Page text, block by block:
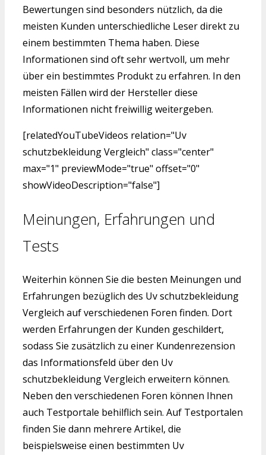
Bewertungen sind besonders nützlich, da die
meisten Kunden unterschiedliche Leser direkt zu
einem bestimmten Thema haben. Diese
Informationen sind oft sehr wertvoll, um mehr
über ein bestimmtes Produkt zu erfahren. In den
meisten Fällen wird der Hersteller diese
Informationen nicht freiwillig weitergeben.
[relatedYouTubeVideos relation="Uv
schutzbekleidung Vergleich" class="center"
max="1" previewMode="true" offset="0"
showVideoDescription="false"]
Meinungen, Erfahrungen und
Tests
Weiterhin können Sie die besten Meinungen und
Erfahrungen bezüglich des Uv schutzbekleidung
Vergleich auf verschiedenen Foren finden. Dort
werden Erfahrungen der Kunden geschildert,
sodass Sie zusätzlich zu einer Kundenrezension
das Informationsfeld über den Uv
schutzbekleidung Vergleich erweitern können.
Neben den verschiedenen Foren können Ihnen
auch Testportale behilflich sein. Auf Testportalen
finden Sie dann mehrere Artikel, die
beispielsweise einen bestimmten Uv